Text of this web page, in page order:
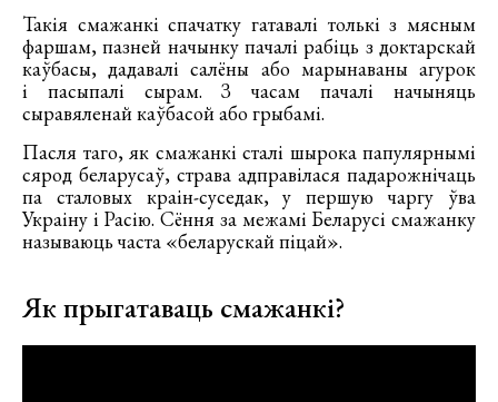
Такія смажанкі спачатку гатавалі толькі з мясным
фаршам, пазней начынку пачалі рабіць з доктарскай
каўбасы, дадавалі салёны або марынаваны агурок
і пасыпалі сырам. З часам пачалі начыняць
сыравяленай каўбасой або грыбамі.
Пасля таго, як смажанкі сталі шырока папулярнымі
сярод беларусаў, страва адправілася падарожнічаць
па сталовых краін-суседак, у першую чаргу ўва
Украіну і Расію. Сёння за межамі Беларусі смажанку
называюць часта «беларускай піцай».
Як прыгатаваць смажанкі?